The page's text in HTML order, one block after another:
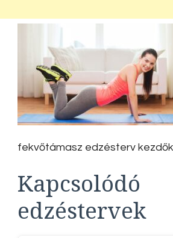
fekvőtámasz edzésterv
Kapcsolódó
edzéstervek